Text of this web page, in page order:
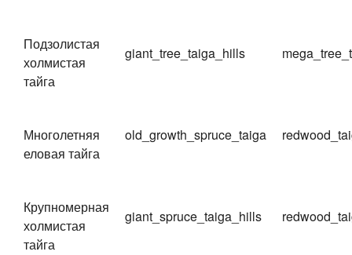
Подзолистая
холмистая
тайга
giant_tree_taiga_hills
Многолетняя
еловая тайга
old_growth_spruce_taiga
Крупномерная
холмистая
тайга
giant_spruce_taiga_hills